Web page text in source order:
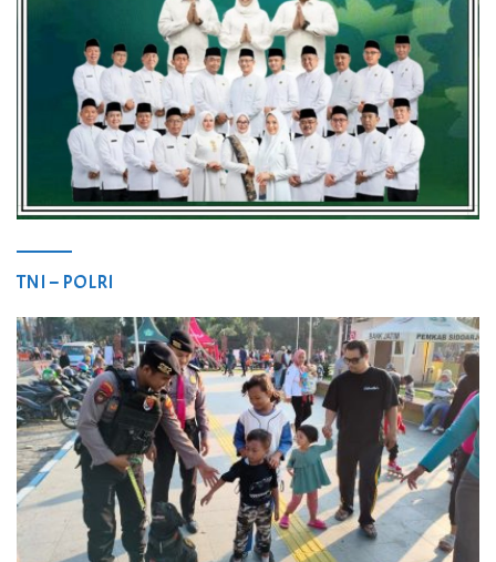
TNI – POLRI